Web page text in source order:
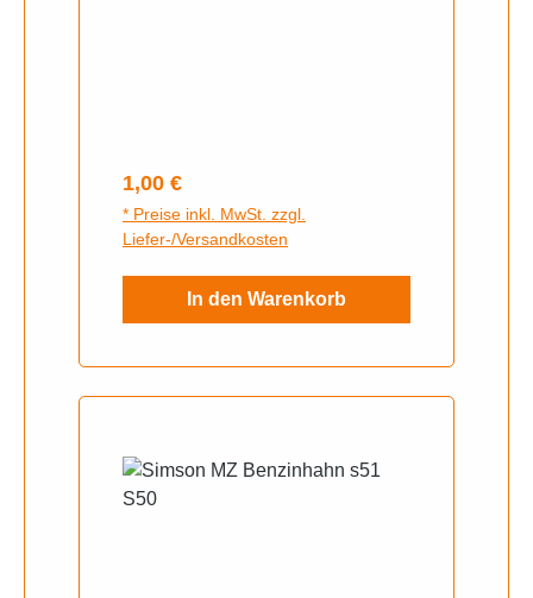
Regulärer Preis:
1,00 €
* Preise inkl. MwSt. zzgl.
Liefer-/Versandkosten
In den Warenkorb